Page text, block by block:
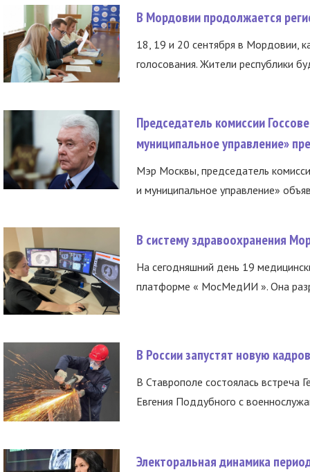
В Мордовии продолжается
18, 19 и 20 сентября в Мордовии,
голосования. Жители республики
Председатель комиссии
муниципальное управление»
Мэр Москвы, председатель
и муниципальное управление»
В систему здравоохранения
На сегодняшний день 19
платформе « МосМедИИ ». Она
В России запустят новую
В Ставрополе состоялась встреча
Евгения Поддубного с
Электоральная динамика